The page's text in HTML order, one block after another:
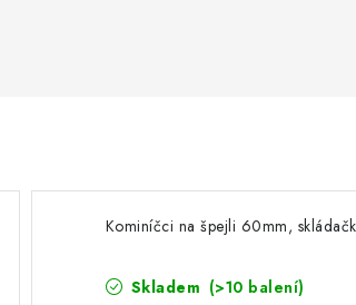
Kominíčci na špejli 60mm,
Skladem (>10 balení)